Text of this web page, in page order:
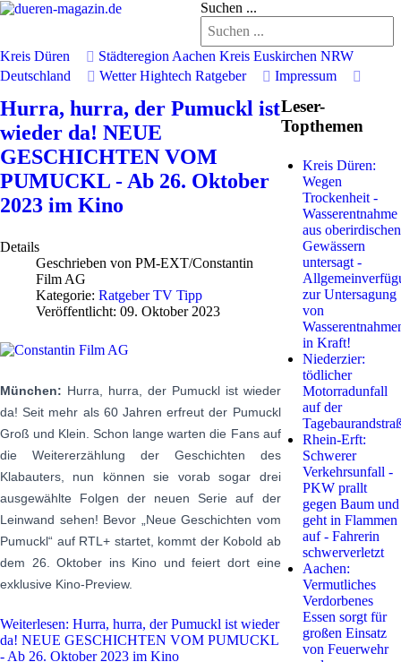
Suchen ...
Kreis Düren Städteregion Aachen Kreis Euskirchen NRW
Deutschland
Wetter Hightech Ratgeber Impressum
Hurra, hurra, der Pumuckl ist
wieder da! NEUE
GESCHICHTEN VOM
PUMUCKL - Ab 26. Oktober
2023 im Kino
Details
Geschrieben von PM-EXT/Constantin
Film AG
Kategorie: Ratgeber TV Tipp
Veröffentlicht: 09. Oktober 2023
München: Hurra, hurra, der Pumuckl ist wieder
da! Seit mehr als 60 Jahren erfreut der Pumuckl
Groß und Klein. Schon lange warten die Fans auf
die Weitererzählung der Geschichten des
Klabauters, nun können sie vorab sogar drei
ausgewählte Folgen der neuen Serie auf der
Leinwand sehen! Bevor „Neue Geschichten vom
Pumuckl“ auf RTL+ startet, kommt der Kobold ab
dem 26. Oktober ins Kino und feiert dort eine
exklusive Kino-Preview.
Weiterlesen: Hurra, hurra, der Pumuckl ist wieder
da! NEUE GESCHICHTEN VOM PUMUCKL
- Ab 26. Oktober 2023 im Kino
Leser-
Topthemen
Kreis Düren:
Wegen
Trockenheit -
Wasserentnahme
aus oberirdischen
Gewässern
untersagt -
zur Untersagung
von
in Kraft!
Niederzier:
tödlicher
Motorradunfall
auf der
Rhein-Erft:
Schwerer
Verkehrsunfall -
PKW prallt
gegen Baum und
geht in Flammen
auf - Fahrerin
schwerverletzt
Aachen:
Vermutliches
Verdorbenes
Essen sorgt für
großen Einsatz
von Feuerwehr